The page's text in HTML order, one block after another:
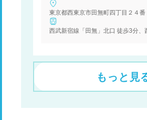
東京都西東京市田無町四丁目２４番
西武新宿線「田無」北口 徒歩3分
もっと見